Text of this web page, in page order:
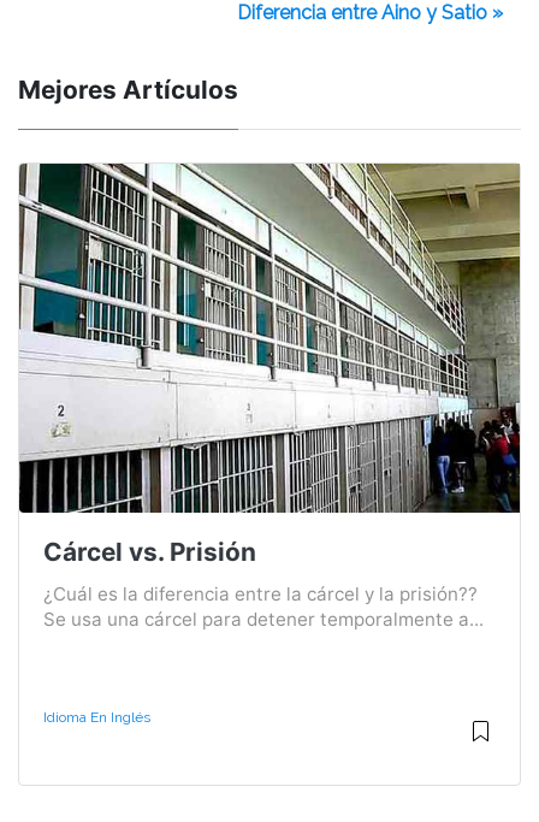
Diferencia entre Aino y Satio »
Mejores Artículos
Cárcel vs. Prisión
¿Cuál es la diferencia entre la cárcel y la prisión??
Se usa una cárcel para detener temporalmente a...
Idioma En Inglés